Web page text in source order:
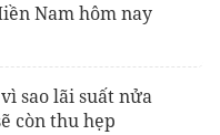
Nam hôm nay
sao lãi suất nửa
còn thu hẹp